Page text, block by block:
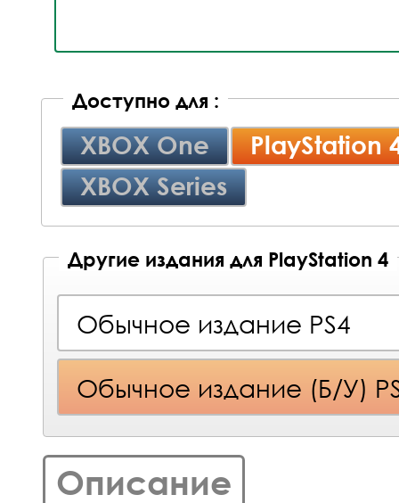
Доступно для :
XBOX One
PlayStation
XBOX Series
Другие издания для PlayStation 4
Обычное издание PS4
Обычное издание (Б/У)
Описание